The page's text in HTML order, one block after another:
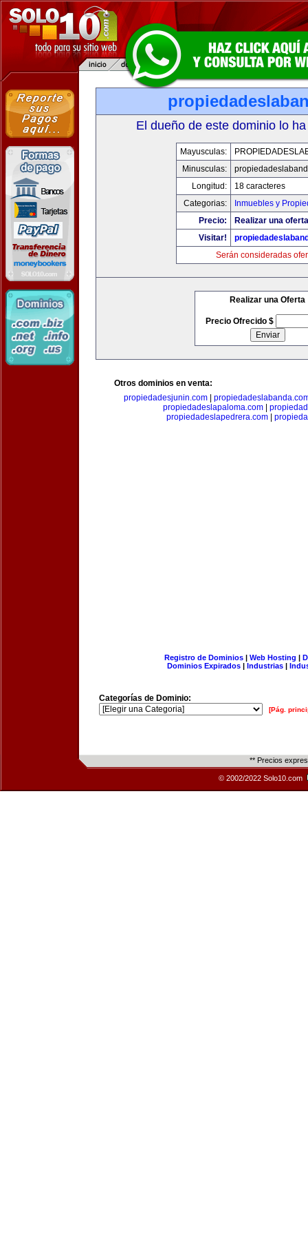
El dueño de este dominio lo
Mayusculas:
Minusculas:
Longitud:
18 caracteres
Categorias:
Inmuebles y
Precio:
Realizar una
Visitar!
Serán consideradas
Realizar una Oferta
Precio Ofrecido $
Otros dominios en venta:
propiedadesjunin.com
propiedadeslapaloma.com
propiedadeslapedrera.com|
Registro de Dominios| Web Hosting |
Dominios Expirados | Industrias |
Categorías de Dominio:
[Pág.
** Precios
© 2002/2022 Solo10.com